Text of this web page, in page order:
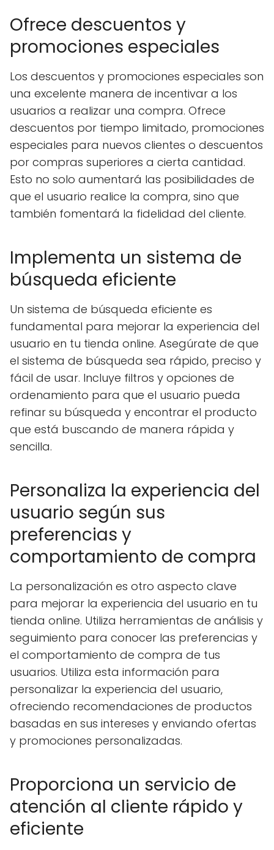
Ofrece descuentos y
promociones especiales
Los descuentos y promociones especiales son
una excelente manera de incentivar a los
usuarios a realizar una compra. Ofrece
descuentos por tiempo limitado, promociones
especiales para nuevos clientes o descuentos
por compras superiores a cierta cantidad.
Esto no solo aumentará las posibilidades de
que el usuario realice la compra, sino que
también fomentará la fidelidad del cliente.
Implementa un sistema de
búsqueda eficiente
Un sistema de búsqueda eficiente es
fundamental para mejorar la experiencia del
usuario en tu tienda online. Asegúrate de que
el sistema de búsqueda sea rápido, preciso y
fácil de usar. Incluye filtros y opciones de
ordenamiento para que el usuario pueda
refinar su búsqueda y encontrar el producto
que está buscando de manera rápida y
sencilla.
Personaliza la experiencia del
usuario según sus
preferencias y
comportamiento de compra
La personalización es otro aspecto clave
para mejorar la experiencia del usuario en tu
tienda online. Utiliza herramientas de análisis y
seguimiento para conocer las preferencias y
el comportamiento de compra de tus
usuarios. Utiliza esta información para
personalizar la experiencia del usuario,
ofreciendo recomendaciones de productos
basadas en sus intereses y enviando ofertas
y promociones personalizadas.
Proporciona un servicio de
atención al cliente rápido y
eficiente